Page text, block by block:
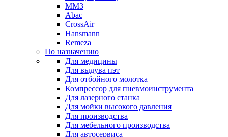
ММЗ
Abac
CrossAir
Hansmann
Remeza
По назначению
Для медицины
Для выдува пэт
Для отбойного молотка
Компрессор для пневмоинструмента
Для лазерного станка
Для мойки высокого давления
Для производства
Для мебельного производства
Для автосервиса